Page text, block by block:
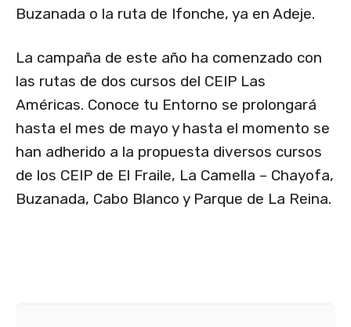
Buzanada o la ruta de Ifonche, ya en Adeje.
La campaña de este año ha comenzado con
las rutas de dos cursos del CEIP Las
Américas. Conoce tu Entorno se prolongará
hasta el mes de mayo y hasta el momento se
han adherido a la propuesta diversos cursos
de los CEIP de El Fraile, La Camella – Chayofa,
Buzanada, Cabo Blanco y Parque de La Reina.